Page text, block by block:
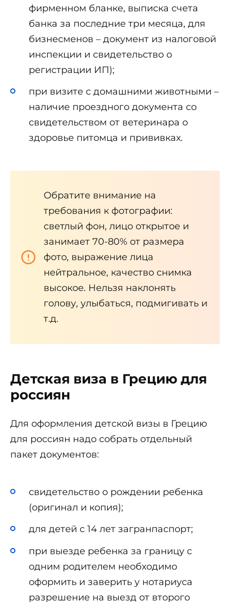
фирменном бланке, выписка счета
банка за последние три месяца, для
бизнесменов – документ из налоговой
инспекции и свидетельство о
регистрации ИП);
при визите с домашними животными –
наличие проездного документа со
свидетельством от ветеринара о
здоровье питомца и прививках.
Обратите внимание на
требования к фотографии:
светлый фон, лицо открытое и
занимает 70-80% от размера
фото, выражение лица
нейтральное, качество снимка
высокое. Нельзя наклонять
голову, улыбаться, подмигивать и
т.д.
Детская виза в Грецию для
россиян
Для оформления детской визы в Грецию
для россиян надо собрать отдельный
пакет документов:
свидетельство о рождении ребенка
(оригинал и копия);
для детей с 14 лет загранпаспорт;
при выезде ребенка за границу с
одним родителем необходимо
оформить и заверить у нотариуса
разрешение на выезд от второго